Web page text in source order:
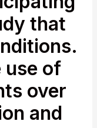
that
use of
over
and